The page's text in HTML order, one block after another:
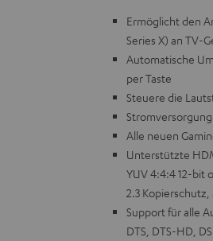
Ermöglicht den
Series X) an TV-
Automatische
per Taste
Steuere die
Alle neuen
Unterstützte
YUV 4:4:4 12-bit
2.3
Support für alle
DTS, DTS-HD,